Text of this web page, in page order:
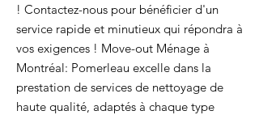
! Contactez-nous pour bénéficier d'un
service rapide et minutieux qui répondra à
vos exigences ! Move-out Ménage à
Montréal: Pomerleau excelle dans la
prestation de services de nettoyage de
haute qualité, adaptés à chaque type